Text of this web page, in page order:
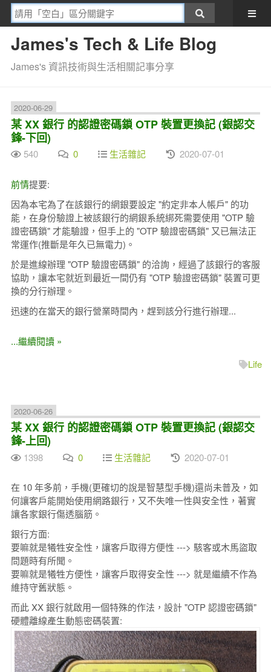
James's Tech & Life Blog
James's 資訊技術與生活相關記事分享
2020-06-29
某 XX 銀行 的認證密碼鎖 OTP 裝置更換記 (銀認交
鋒-下回)
540 0 生活雜記 2020-07-01
前情提要:
因為本宅為了在該銀行的網銀要設定 "約定非本人帳戶" 的功
能，在身份驗證上被該銀行的網銀系統綁死需要使用 "OTP 驗
證密碼鎖" 才能驗證，但手上的 "OTP 驗證密碼鎖" 又已無法正
常運作(推斷是年久已無電力)。
於是進線辦理 "OTP 驗證密碼鎖" 的洽詢，經過了該銀行的客服
協助，讓本宅就近到最近一間仍有 "OTP 驗證密碼鎖" 裝置可更
換的分行辦理。
迅速的在當天的銀行營業時間內，趕到該分行進行辦理...
...繼續閱讀 »
Life
2020-06-26
某 XX 銀行 的認證密碼鎖 OTP 裝置更換記 (銀認交
鋒-上回)
1398 0 生活雜記 2020-07-01
在 10 年多前，手機(更確切的說是智慧型手機)還尚未普及，如
何讓客戶能開始使用網路銀行，又不失唯一性與安全性，著實
讓各家銀行傷透腦筋。
銀行方面:
要嘛就是犧牲安全性，讓客戶取得方便性 ---> 駭客或木馬盜取
問題時有所聞。
要嘛就是犧牲方便性，讓客戶取得安全性 ---> 就是繼續不作為
維持守舊狀態。
而此 XX 銀行就啟用一個特殊的作法，設計 "OTP 認證密碼鎖"
硬體離線產生動態密碼裝置: